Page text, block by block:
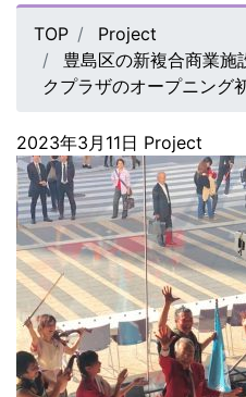
TOP
Project
豊島区の新複合商業施
クプラザのオープニング
2023年3月11日 Project